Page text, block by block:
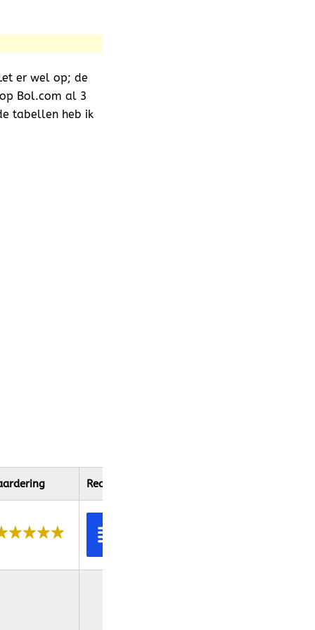
er wel op; de
Bol.com al 3
tabellen heb ik
Recensie link